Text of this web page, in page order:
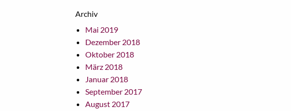
Archiv
Mai 2019
Dezember 2018
Oktober 2018
März 2018
Januar 2018
September 2017
August 2017